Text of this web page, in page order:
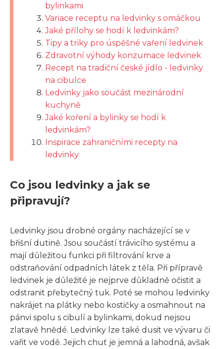
bylinkami
Variace receptu na ledvinky s omáčkou
Jaké přílohy se hodí k ledvinkám?
Tipy a triky pro úspěšné vaření ledvinek
Zdravotní výhody konzumace ledvinek
Recept na tradiční české jídlo - ledvinky
na cibulce
Ledvinky jako součást mezinárodní
kuchyně
Jaké koření a bylinky se hodí k
ledvinkám?
Inspirace zahraničními recepty na
ledvinky
Co jsou ledvinky a jak se
připravují?
Ledvinky jsou drobné orgány nacházející se v
břišní dutině. Jsou součástí trávicího systému a
mají důležitou funkci při filtrování krve a
odstraňování odpadních látek z těla. Při přípravě
ledvinek je důležité je nejprve důkladně očistit a
odstranit přebytečný tuk. Poté se mohou ledvinky
nakrájet na plátky nebo kostičky a osmahnout na
pánvi spolu s cibulí a bylinkami, dokud nejsou
zlatavě hnědé. Ledvinky lze také dusit ve vývaru či
vařit ve vodě. Jejich chuť je jemná a lahodná, avšak